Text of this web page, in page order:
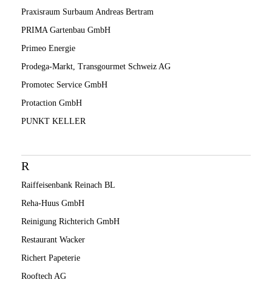
Praxisraum Surbaum Andreas Bertram
PRIMA Gartenbau GmbH
Primeo Energie
Prodega-Markt, Transgourmet Schweiz AG
Promotec Service GmbH
Protaction GmbH
PUNKT KELLER
R
Raiffeisenbank Reinach BL
Reha-Huus GmbH
Reinigung Richterich GmbH
Restaurant Wacker
Richert Papeterie
Rooftech AG